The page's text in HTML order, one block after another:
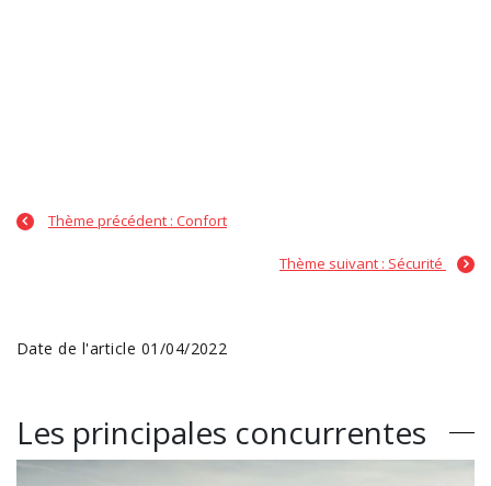
Thème précédent : Confort
Thème suivant : Sécurité
Date de l'article 01/04/2022
Les principales concurrentes